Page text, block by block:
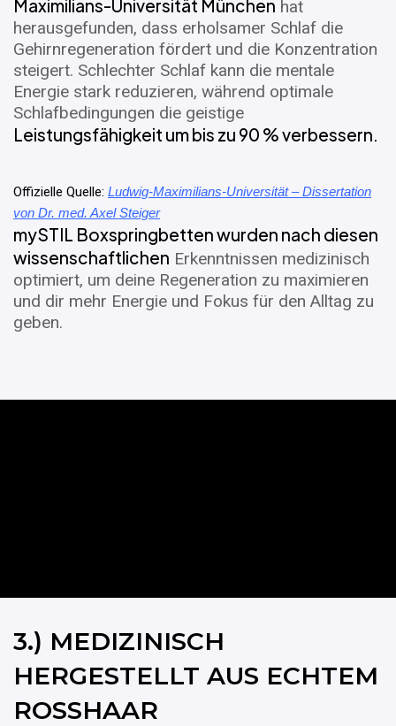
Maximilians-Universität München hat
herausgefunden, dass erholsamer Schlaf die
Gehirnregeneration fördert und die Konzentration
steigert. Schlechter Schlaf kann die mentale
Energie stark reduzieren, während optimale
Schlafbedingungen die geistige
Leistungsfähigkeit um bis zu 90 % verbessern.
Offizielle Quelle: Ludwig-Maximilians-Universität – Dissertation
von Dr. med. Axel Steiger
mySTIL Boxspringbetten wurden nach diesen
wissenschaftlichen Erkenntnissen medizinisch
optimiert, um deine Regeneration zu maximieren
und dir mehr Energie und Fokus für den Alltag zu
geben.
3.) MEDIZINISCH
HERGESTELLT AUS ECHTEM
ROSSHAAR